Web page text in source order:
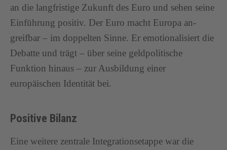
an die langfristige Zukunft des Euro und sehen seine
Einführung positiv. Der Euro macht Europa an-
greifbar – im doppelten Sinne. Er emotionalisiert die
Debatte und trägt – über seine geldpolitische
Funktion hinaus – zur Ausbildung einer
europäischen Identität bei.
Positive Bilanz
Eine weitere zentrale Integrationsetappe war die